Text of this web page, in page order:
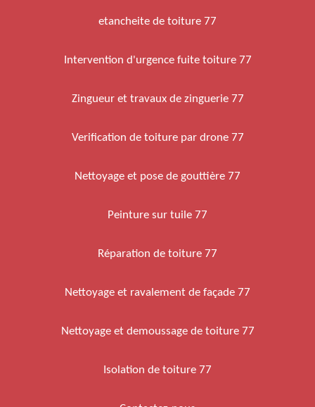
etancheite de toiture 77
Intervention d'urgence fuite toiture 77
Zingueur et travaux de zinguerie 77
Verification de toiture par drone 77
Nettoyage et pose de gouttière 77
Peinture sur tuile 77
Réparation de toiture 77
Nettoyage et ravalement de façade 77
Nettoyage et demoussage de toiture 77
Isolation de toiture 77